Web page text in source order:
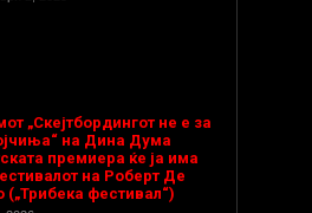
„Скејтбордингот не е за
на Дина Дума
премиера ќе ја има
на Роберт Де
(„Трибека фестивал“)